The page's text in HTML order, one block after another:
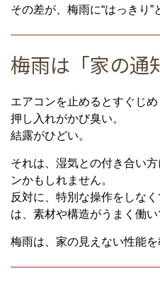
その差が、梅雨に“はっきり”
梅雨は「家の通
エアコンを止めるとすぐじめ
押し入れがかび臭い。
結露がひどい。
それは、湿気との付き合い
ンかもしれません。
反対に、特別な操作をしな
は、素材や構造がうまく働
梅雨は、家の見えない性能を